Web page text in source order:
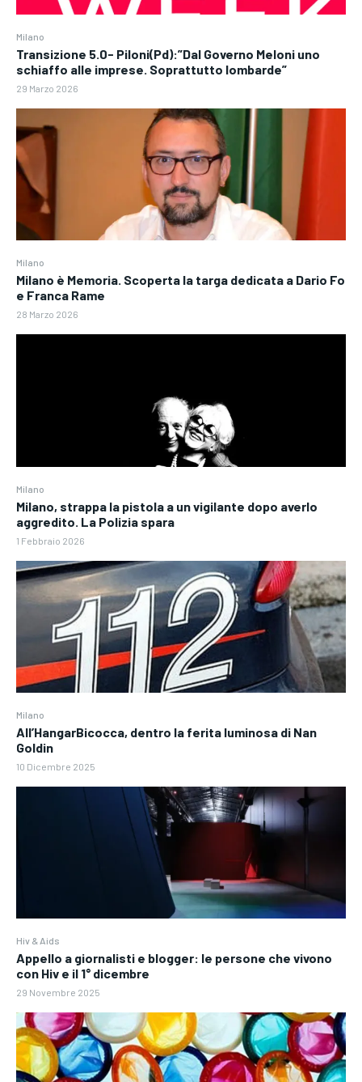
Milano
Transizione 5.0- Piloni(Pd):”Dal Governo Meloni uno
schiaffo alle imprese. Soprattutto lombarde”
29 Marzo 2026
Milano
Milano è Memoria. Scoperta la targa dedicata a Dario Fo
e Franca Rame
28 Marzo 2026
Milano
Milano, strappa la pistola a un vigilante dopo averlo
aggredito. La Polizia spara
1 Febbraio 2026
Milano
All’HangarBicocca, dentro la ferita luminosa di Nan
Goldin
10 Dicembre 2025
Hiv & Aids
Appello a giornalisti e blogger: le persone che vivono
con Hiv e il 1° dicembre
29 Novembre 2025